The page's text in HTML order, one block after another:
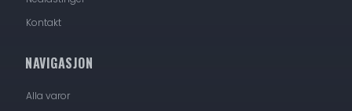
Kontakt
NAVIGASJON
Alla varor